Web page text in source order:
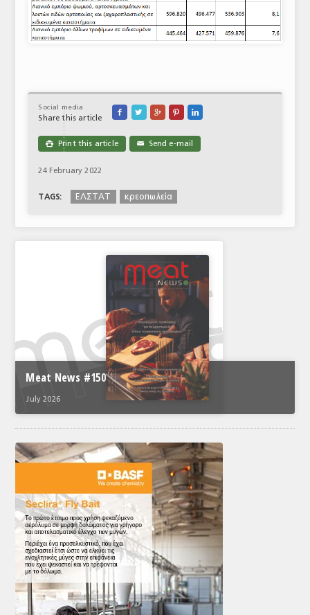
Social media
Share this article
    
 Print this article ✉ Send e-mail
24 February 2022
TAGS: ΕΛΣΤΑΤ κρεοπωλεία
Meat News #150
July 2026